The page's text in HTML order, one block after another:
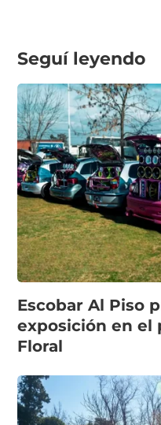
Seguí leyendo
Escobar Al Piso
exposición en el
Floral